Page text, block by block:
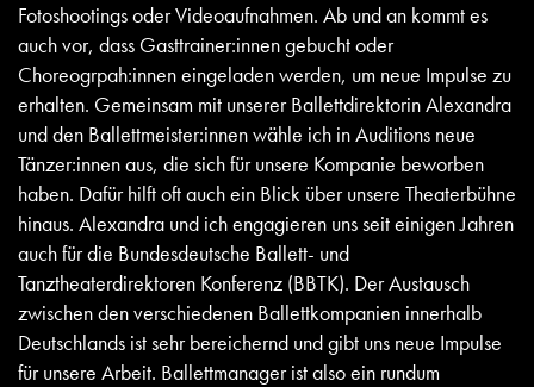
Fotoshootings oder Videoaufnahmen. Ab und an kommt es
auch vor, dass Gasttrainer:innen gebucht oder
Choreogrpah:innen eingeladen werden, um neue Impulse zu
erhalten. Gemeinsam mit unserer Ballettdirektorin Alexandra
und den Ballettmeister:innen wähle ich in Auditions neue
Tänzer:innen aus, die sich für unsere Kompanie beworben
haben. Dafür hilft oft auch ein Blick über unsere Theaterbühne
hinaus. Alexandra und ich engagieren uns seit einigen Jahren
auch für die Bundesdeutsche Ballett- und
Tanztheaterdirektoren Konferenz (BBTK). Der Austausch
zwischen den verschiedenen Ballettkompanien innerhalb
Deutschlands ist sehr bereichernd und gibt uns neue Impulse
für unsere Arbeit. Ballettmanager ist also ein rundum